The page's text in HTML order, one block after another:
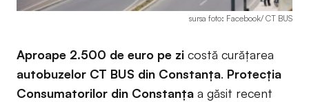
sursa foto: Facebook/ CT BUS
Aproape 2.500 de euro pe zi costă curățarea
autobuzelor CT BUS din Constanța. Protecția
Consumatorilor din Constanța a găsit recent